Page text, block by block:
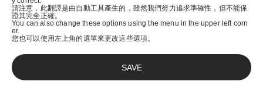
© graniph inc.
請注意，此翻譯是由自動工具產生的，雖然我們努力追求準確性，但不能保
證其完全正確。
You can also change these options using the menu in the upper left corn
er.
您也可以使用左上角的選單來更改這些選項。
SAVE